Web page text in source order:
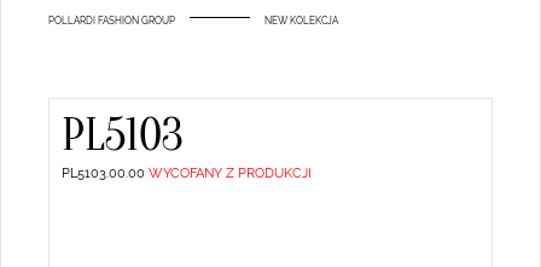
POLLARDI FASHION GROUP NEW KOLEKCJA
PL5103
PL5103.00.00 WYCOFANY Z PRODUKCJI